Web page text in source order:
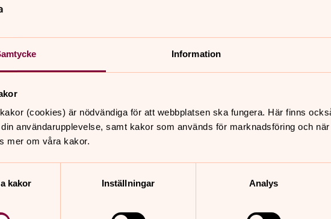
Information
(cookies) är nödvändiga för att webbplatsen ska fungera. Här finns
användarupplevelse, samt kakor som används för marknadsföring och
mer om våra kakor.
kakor
Inställningar Analys
Kalender
Högmässa, Stora Sköndals kyrka
Kontakt och öppettider
Medlemskap
Gudstjänster och
Dop, konfirmation,